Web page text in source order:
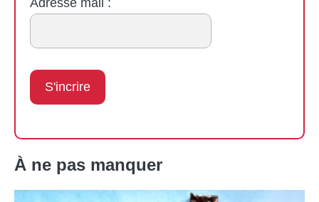
À ne pas manquer